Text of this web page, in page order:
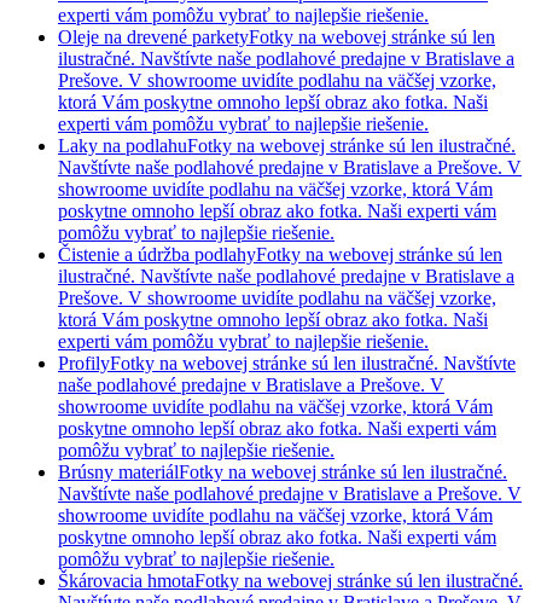
experti vám pomôžu vybrať to najlepšie riešenie.
Oleje na drevené parketyFotky na webovej stránke sú len
ilustračné. Navštívte naše podlahové predajne v Bratislave a
Prešove. V showroome uvidíte podlahu na väčšej vzorke,
ktorá Vám poskytne omnoho lepší obraz ako fotka. Naši
experti vám pomôžu vybrať to najlepšie riešenie.
Laky na podlahuFotky na webovej stránke sú len ilustračné.
Navštívte naše podlahové predajne v Bratislave a Prešove. V
showroome uvidíte podlahu na väčšej vzorke, ktorá Vám
poskytne omnoho lepší obraz ako fotka. Naši experti vám
pomôžu vybrať to najlepšie riešenie.
Čistenie a údržba podlahyFotky na webovej stránke sú len
ilustračné. Navštívte naše podlahové predajne v Bratislave a
Prešove. V showroome uvidíte podlahu na väčšej vzorke,
ktorá Vám poskytne omnoho lepší obraz ako fotka. Naši
experti vám pomôžu vybrať to najlepšie riešenie.
ProfilyFotky na webovej stránke sú len ilustračné. Navštívte
naše podlahové predajne v Bratislave a Prešove. V
showroome uvidíte podlahu na väčšej vzorke, ktorá Vám
poskytne omnoho lepší obraz ako fotka. Naši experti vám
pomôžu vybrať to najlepšie riešenie.
Brúsny materiálFotky na webovej stránke sú len ilustračné.
Navštívte naše podlahové predajne v Bratislave a Prešove. V
showroome uvidíte podlahu na väčšej vzorke, ktorá Vám
poskytne omnoho lepší obraz ako fotka. Naši experti vám
pomôžu vybrať to najlepšie riešenie.
Škárovacia hmotaFotky na webovej stránke sú len ilustračné.